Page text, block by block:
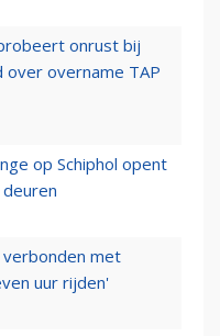
onrust bij
over overname TAP
op Schiphol opent
verbonden met
uur rijden'